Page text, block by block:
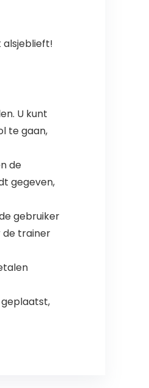
alsjeblieft!
U kunt
te gaan,
de
gegeven,
gebruiker
de trainer
geplaatst,